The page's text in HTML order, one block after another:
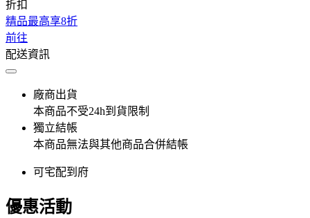
折扣
精品最高享8折
前往
配送資訊
廠商出貨
本商品不受24h到貨限制
獨立結帳
本商品無法與其他商品合併結帳
可宅配到府
優惠活動